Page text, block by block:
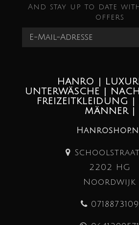
And stay up to date
offers
HANRO |
UNTERWÄSCHE |
FREIZEITKLEIDUNG
MÄNNER |
Schoolstraat
2202 HG
Noordwijk
0718873109